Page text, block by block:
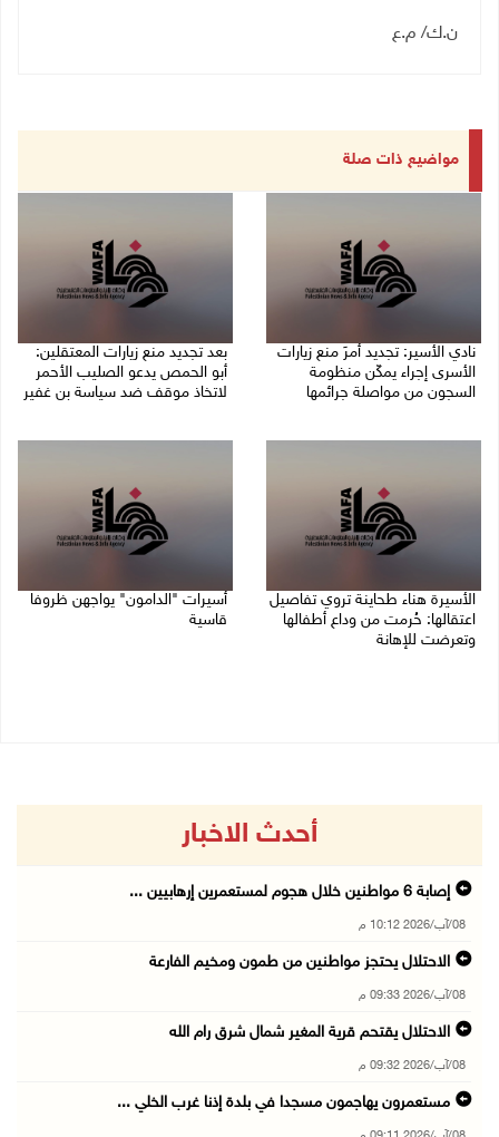
ن.ك/ م.ع
مواضيع ذات صلة
نادي الأسير: تجديد أمرَ منع زيارات
الأسرى إجراء يمكّن منظومة
السجون من مواصلة جرائمها
بعد تجديد منع زيارات المعتقلين:
أبو الحمص يدعو الصليب الأحمر
لاتخاذ موقف ضد سياسة بن غفير
الأسيرة هناء طحاينة تروي تفاصيل
اعتقالها: حُرمت من وداع أطفالها
وتعرضت للإهانة
أسيرات "الدامون" يواجهن ظروفا
قاسية
أحدث الاخبار
إصابة 6 مواطنين خلال هجوم لمستعمرين إرهابيين ...
08/آب/2026 10:12 م
الاحتلال يحتجز مواطنين من طمون ومخيم الفارعة
08/آب/2026 09:33 م
الاحتلال يقتحم قرية المغير شمال شرق رام الله
08/آب/2026 09:32 م
مستعمرون يهاجمون مسجدا في بلدة إذنا غرب الخلي ...